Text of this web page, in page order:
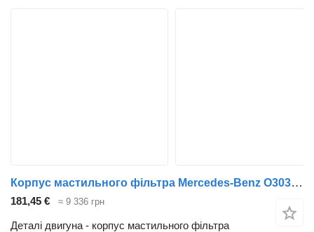
Корпус мастильного фільтра Mercedes-Benz O303 (01.74-12.92) A4421800111 до автобуса Mercedes-Benz Bus I (1963-1998)
181,45 € ≈ 9 336 грн
Деталі двигуна - корпус мастильного фільтра